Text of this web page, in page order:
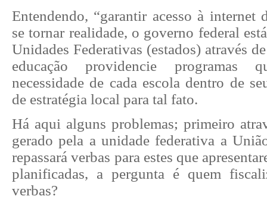
Entendendo, “garantir acesso à internet
se tornar realidade, o governo federal
Unidades Federativas (estados) através
educação providencie programas
necessidade de cada escola dentro de
de estratégia local para tal fato.
Há aqui alguns problemas; primeiro
gerado pela a unidade federativa a
repassará verbas para estes que
planificadas, a pergunta é quem
verbas?